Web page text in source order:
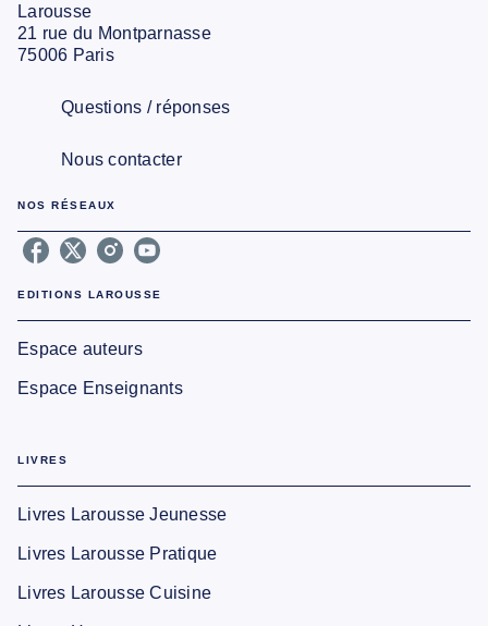
Larousse
21 rue du Montparnasse
75006 Paris
Questions / réponses
Nous contacter
NOS RÉSEAUX
EDITIONS LAROUSSE
Espace auteurs
Espace Enseignants
LIVRES
Livres Larousse Jeunesse
Livres Larousse Pratique
Livres Larousse Cuisine